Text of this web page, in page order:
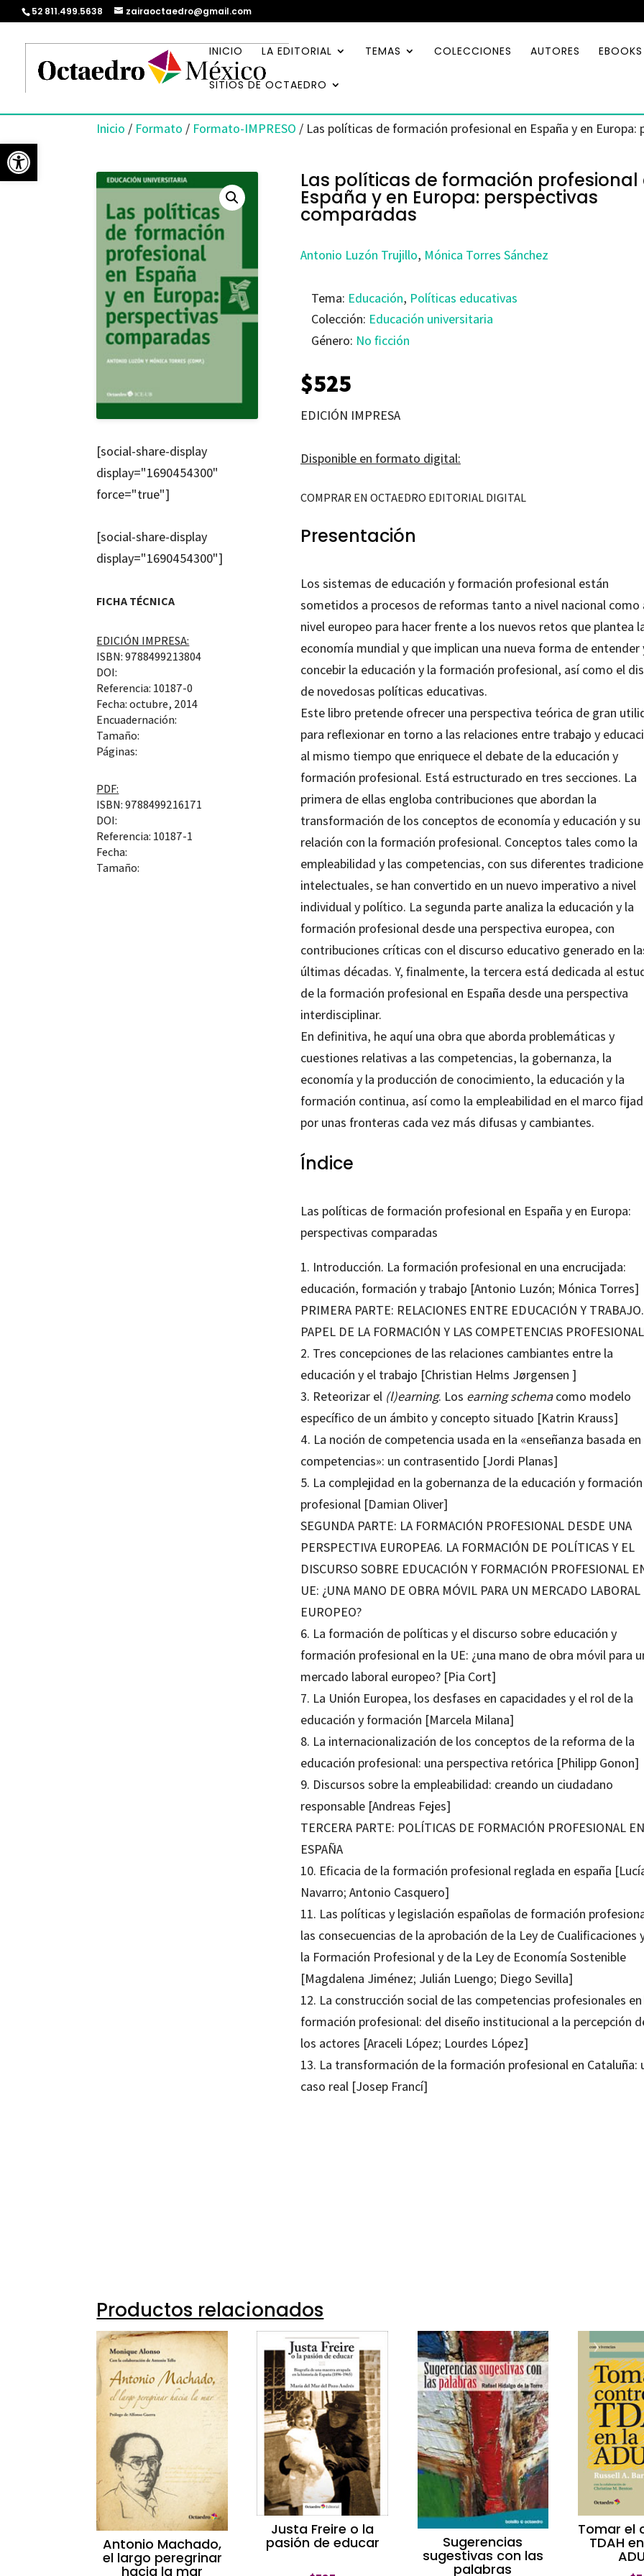
Abrir barra de herramientas
52 811.499.5638 zairaoctaedro@gmail.com
INICIO LA EDITORIAL TEMAS COLECCIONES AUTORES EBOOKS
SITIOS DE OCTAEDRO
Inicio / Formato / Formato-IMPRESO / Las políticas de formación profesional en España y en Europa:
[social-share-display
display="1690454300"
force="true"]
[social-share-display
display="1690454300"]
FICHA TÉCNICA
EDICIÓN IMPRESA:
ISBN: 9788499213804
DOI:
Referencia: 10187-0
Fecha: octubre, 2014
Encuadernación:
Tamaño:
Páginas:
PDF:
ISBN: 9788499216171
DOI:
Referencia: 10187-1
Fecha:
Tamaño:
Las políticas de formación profesional
España y en Europa: perspectivas
comparadas
Antonio Luzón Trujillo, Mónica Torres Sánchez
Tema: Educación, Políticas educativas
Colección: Educación universitaria
Género: No ficción
$525
EDICIÓN IMPRESA
Disponible en formato digital:
COMPRAR EN OCTAEDRO EDITORIAL DIGITAL
Presentación
Los sistemas de educación y formación profesional están
sometidos a procesos de reformas tanto a nivel nacional como
nivel europeo para hacer frente a los nuevos retos que plantea
economía mundial y que implican una nueva forma de entender
concebir la educación y la formación profesional, así como el
de novedosas políticas educativas.
Este libro pretende ofrecer una perspectiva teórica de gran
para reflexionar en torno a las relaciones entre trabajo y
al mismo tiempo que enriquece el debate de la educación y
formación profesional. Está estructurado en tres secciones. La
primera de ellas engloba contribuciones que abordan la
transformación de los conceptos de economía y educación y su
relación con la formación profesional. Conceptos tales como la
empleabilidad y las competencias, con sus diferentes
intelectuales, se han convertido en un nuevo imperativo a nivel
individual y político. La segunda parte analiza la educación y la
formación profesional desde una perspectiva europea, con
contribuciones críticas con el discurso educativo generado en
últimas décadas. Y, finalmente, la tercera está dedicada al
de la formación profesional en España desde una perspectiva
interdisciplinar.
En definitiva, he aquí una obra que aborda problemáticas y
cuestiones relativas a las competencias, la gobernanza, la
economía y la producción de conocimiento, la educación y la
formación continua, así como la empleabilidad en el marco
por unas fronteras cada vez más difusas y cambiantes.
Índice
Las políticas de formación profesional en España y en Europa:
perspectivas comparadas
1. Introducción. La formación profesional en una encrucijada:
educación, formación y trabajo [Antonio Luzón; Mónica Torres]
PRIMERA PARTE: RELACIONES ENTRE EDUCACIÓN Y
PAPEL DE LA FORMACIÓN Y LAS COMPETENCIAS
2. Tres concepciones de las relaciones cambiantes entre la
educación y el trabajo [Christian Helms Jørgensen ]
3. Reteorizar el (l)earning. Los earning schemacomo modelo
específico de un ámbito y concepto situado [Katrin Krauss]
4. La noción de competencia usada en la «enseñanza basada en
competencias»: un contrasentido [Jordi Planas]
5. La complejidad en la gobernanza de la educación y formación
profesional [Damian Oliver]
SEGUNDA PARTE: LA FORMACIÓN PROFESIONAL DESDE UNA
PERSPECTIVA EUROPEA6. LA FORMACIÓN DE POLÍTICAS Y EL
DISCURSO SOBRE EDUCACIÓN Y FORMACIÓN PROFESIONAL
UE: ¿UNA MANO DE OBRA MÓVIL PARA UN MERCADO LABORAL
EUROPEO?
6. La formación de políticas y el discurso sobre educación y
formación profesional en la UE: ¿una mano de obra móvil para
mercado laboral europeo? [Pia Cort]
7. La Unión Europea, los desfases en capacidades y el rol de la
educación y formación [Marcela Milana]
8. La internacionalización de los conceptos de la reforma de la
educación profesional: una perspectiva retórica [Philipp Gonon]
9. Discursos sobre la empleabilidad: creando un ciudadano
responsable [Andreas Fejes]
TERCERA PARTE: POLÍTICAS DE FORMACIÓN PROFESIONAL EN
ESPAÑA
10. Eficacia de la formación profesional reglada en españa
Navarro; Antonio Casquero]
11. Las políticas y legislación españolas de formación
las consecuencias de la aprobación de la Ley de Cualificaciones
la Formación Profesional y de la Ley de Economía Sostenible
[Magdalena Jiménez; Julián Luengo; Diego Sevilla]
12. La construcción social de las competencias profesionales en
formación profesional: del diseño institucional a la percepción
los actores [Araceli López; Lourdes López]
13. La transformación de la formación profesional en Cataluña:
caso real [Josep Francí]
Productos relacionados
Antonio Machado,
el largo peregrinar
hacia la mar
Justa Freire o la
pasión de educar Sugerencias
sugestivas con las
palabras
Tomar el
TDAH